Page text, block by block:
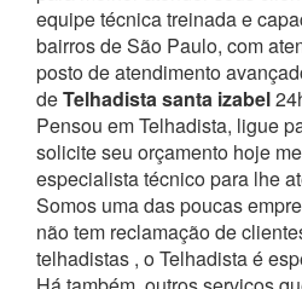
equipe técnica treinada e
bairros de São Paulo, com
posto de atendimento
deTelhadista santa izabel
Pensou em Telhadista, ligue
solicite seu orçamento hoje
especialista técnico para lhe
Somos uma das poucas
não tem reclamação de
telhadistas , o Telhadista é